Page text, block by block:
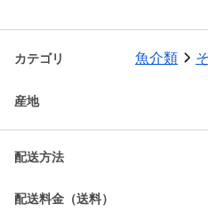
カテゴリ 魚介類
産地
配送方法
配送料金（送料）